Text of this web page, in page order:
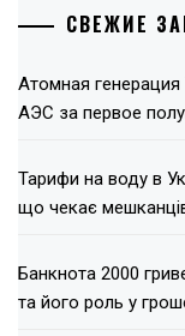
СВЕЖИЕ
Атомная
АЭС за первое
Тарифи на воду в
що чекає
Банкнота 2000
та його роль у